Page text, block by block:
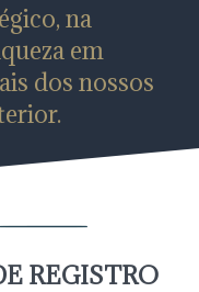
na
em
dos nossos
REGISTRO